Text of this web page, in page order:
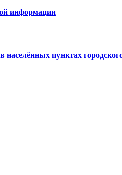
информации
пунктах